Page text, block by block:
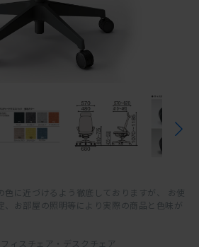
色に近づけるよう徹底しておりますが、 お使
、お部屋の照明等により実際の商品と色味が
フィスチェア・デスクチェア